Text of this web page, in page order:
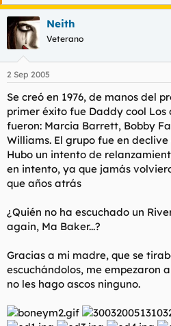
c
i
a
d
o
d
l
t
e
m
a
h
a
d
e
i
c
o
Neith
Veterano
2 Sep 2005
Se creó en 1976, de manos del
primer éxito fue Daddy cool Los
fueron: Marcia Barrett, Bobby
Williams. El grupo fue en
Hubo un intento de
en intento, ya que jamás
que años atrás
¿Quién no ha escuchado un
again, Ma Baker...?
Gracias a mi madre, que se
escuchándolos, me empezaron
no les hago ascos ninguno.